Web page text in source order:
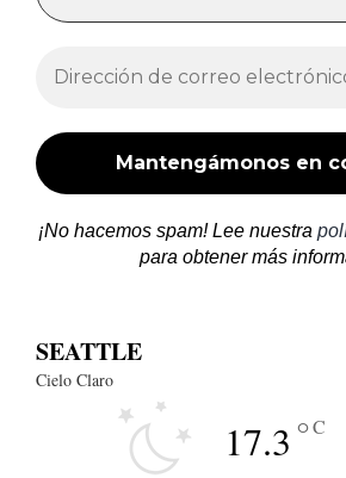
¡No hacemos spam! Lee nuestra
para obtener más
SEATTLE
Cielo Claro
17.3°C